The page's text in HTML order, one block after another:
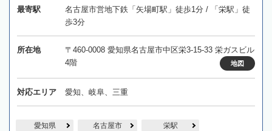
最寄駅
名古屋市営地下鉄「矢場町駅」徒歩1分 / 「栄駅」徒
歩3分
所在地
〒460-0008 愛知県名古屋市中区栄3-15-33 栄ガスビル
4階
地図
対応エリア 愛知、岐阜、三重
愛知県 名古屋市 栄駅